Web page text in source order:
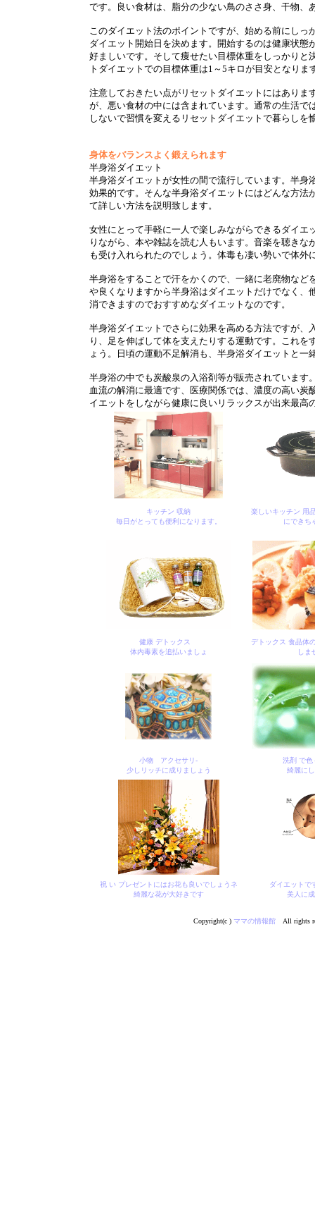
です。良い食材は、脂分の少ない鳥のささ身、干物、
このダイエット法のポイントですが、始める前にし
ダイエット開始日を決めます。開始するのは健康状
好ましいです。そして痩せたい目標体重をしっかり
トダイエットでの目標体重は1～5キロが目安となり
注意しておきたい点がリセットダイエットにはあり
が、悪い食材の中には含まれています。通常の生活
しないで習慣を変えるリセットダイエットで暮らし
身体をバランスよく鍛えられます
半身浴ダイエット
半身浴ダイエットが女性の間で流行しています。半
効果的です。そんな半身浴ダイエットにはどんな方
て詳しい方法を説明致します。
女性にとって手軽に一人で楽しみながらできるダイ
りながら、本や雑誌を読む人もいます。音楽を聴き
も受け入れられたのでしょう。体毒も凄い勢いで体
半身浴をすることで汗をかくので、一緒に老廃物な
や良くなりますから半身浴はダイエットだけでなく
消できますのでおすすめなダイエットなのです。
半身浴ダイエットでさらに効果を高める方法ですが
り、足を伸ばして体を支えたりする運動です。これ
ょう。日頃の運動不足解消も、半身浴ダイエットと一
半身浴の中でも炭酸泉の入浴剤等が販売されていま
血流の解消に最適です、医療関係では、濃度の高い
イエットをしながら健康に良いリラックスが出来最高
キッチン 収納
毎日がとっても便利になります。
楽しいキッチン 用
にできち
健康 デトックス
体内毒素を追払いましょ
デトックス 食品体
しま
小物 アクセサリ-
少しリッチに成りましょう
洗剤 で色
綺麗に
祝 い プレゼントにはお花も良いでしょうネ
綺麗な花が大好きです
ダイエットで
美人に
Copyright(c ) ママの情報館All rights